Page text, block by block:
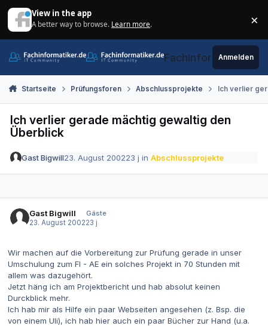
View in the app
A better way to browse. Learn more. ×
Fachinformatiker.de
Anmelden
Startseite Prüfungsforen Abschlussprojekte Ich verlier
Ich verlier gerade mächtig gewaltig den
Überblick
Gast Bigwill23. August 200223 j inAbschlussprojekte
Gast Bigwill
Gäste
23. August 200223 j
Wir machen auf die Vorbereitung zur Prüfung gerade in unser
Umschulung zum FI - AE ein solches Projekt in 70 Stunden mit
allem was dazugehört.
Jetzt häng ich am Projektbericht und hab absolut keinen
Durckblick mehr.
Ich hab mir als Hilfe ein paar Webseiten angesehen (z. Bsp. die
von einem Uli), ich hab hier auch ein paar Bücher zur Hand (u.a.